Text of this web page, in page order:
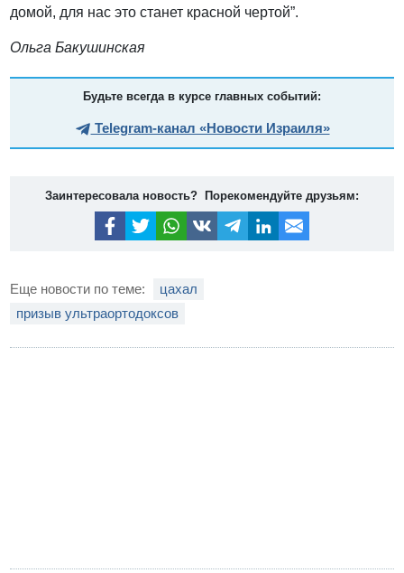
домой, для нас это станет красной чертой”.
Ольга Бакушинская
Будьте всегда в курсе главных событий:
Telegram-канал «Новости Израиля»
Заинтересовала новость? Порекомендуйте друзьям:
Еще новости по теме:
цахал
призыв ультраортодоксов